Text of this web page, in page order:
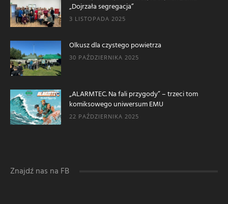
„Dojrzała segregacja”
3 LISTOPADA 2025
Olkusz dla czystego powietrza
30 PAŹDZIERNIKA 2025
„ALARMTEC. Na fali przygody” – trzeci tom
komiksowego uniwersum EMU
22 PAŹDZIERNIKA 2025
Znajdź nas na FB